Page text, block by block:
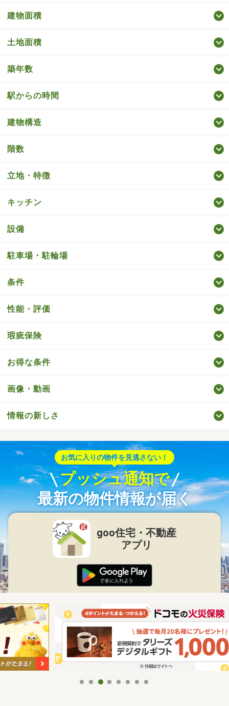
建物面積
土地面積
築年数
駅からの時間
建物構造
階数
立地・特徴
キッチン
設備
駐車場・駐輪場
条件
性能・評価
瑕疵保険
お得な条件
画像・動画
情報の新しさ
お気に入りの物件を見逃さない！
プッシュ通知で
最新の物件情報が届く
goo住宅・不動産
アプリ